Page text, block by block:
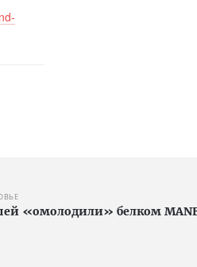
«омолодили» белком